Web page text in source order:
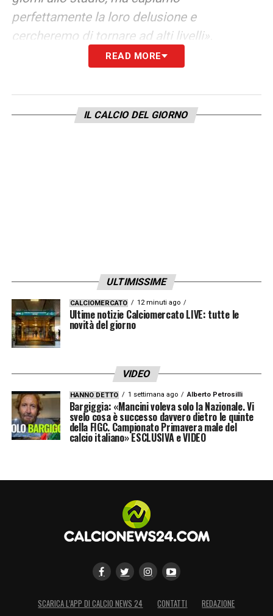
perfettamente la loro delusione e
cercheremo di tornare ad alti livelli».
READ MORE
IL CALCIO DEL GIORNO
ULTIMISSIME
CALCIOMERCATO 12 minuti ago
Ultime notizie Calciomercato LIVE: tutte le
novità del giorno
VIDEO
HANNO DETTO 1 settimana ago Alberto Petrosilli
Bargiggia: «Mancini voleva solo la Nazionale. Vi
svelo cosa è successo davvero dietro le quinte
della FIGC. Campionato Primavera male del
calcio italiano» ESCLUSIVA e VIDEO
SCARICA L’APP DI CALCIO NEWS 24 CONTATTI
REDAZIONE